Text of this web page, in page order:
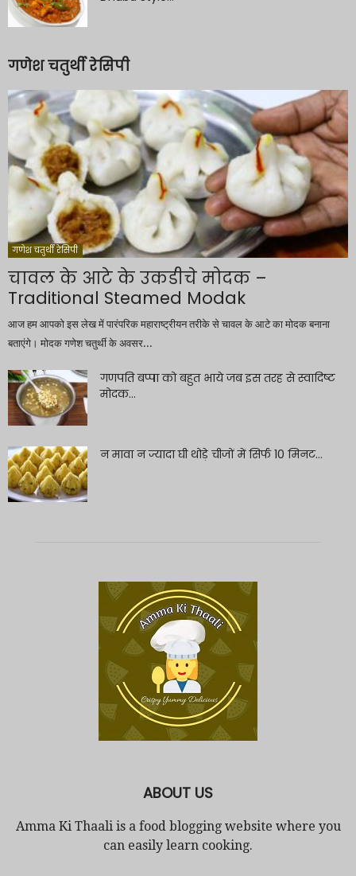
गणेश चतुर्थी रेसिपी
गणेश चतुर्थी रेसिपी
चावल के आटे के उकडीचे मोदक –
Traditional Steamed Modak
आज हम आपको इस लेख में पारंपरिक महाराष्ट्रीयन तरीके से चावल के आटे का मोदक बनाना
बताएंगे। मोदक गणेश चतुर्थी के अवसर...
गणपति बप्पा को बहुत भाये जब इस तरह से स्वादिष्ट
मोदक...
न मावा न ज्यादा घी थोड़े चीजों में सिर्फ 10 मिनट...
ABOUT US
Amma Ki Thaali is a food blogging website where you
can easily learn cooking.